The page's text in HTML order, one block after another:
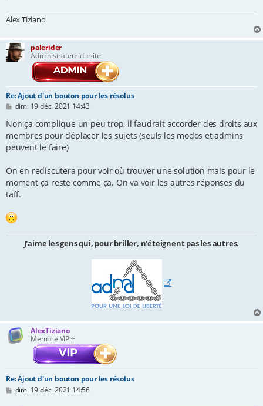
Alex Tiziano
palerider
Administrateur du site
Re: Ajout d'un bouton pour les résolus
M
s
s
a
g
dim. 19 déc. 2021 14:43
Non ça complique un peu trop, il faudrait accorder des droits aux
membres pour déplacer les sujets (seuls les modos et admins
peuvent le faire)
On en rediscutera pour voir où trouver une solution mais pour le
moment ça reste comme ça. On va voir les autres réponses du
taff.
J'aime les gens qui, pour briller, n'éteignent pas les autres.
AlexTiziano
Membre VIP +
Re: Ajout d'un bouton pour les résolus
M
dim. 19 déc. 2021 14:56